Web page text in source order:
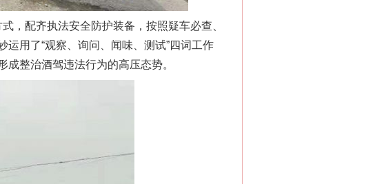
配齐执法安全防护装备，按照疑车必查、
用了“观察、询问、闻味、测试”四词工作
整治酒驾违法行为的高压态势。